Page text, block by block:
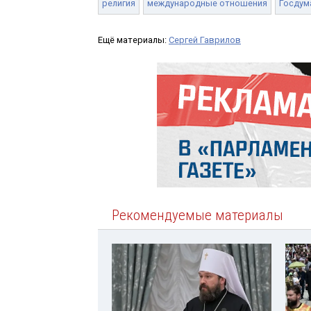
религия международные отношения
Ещё материалы: Сергей Гаврилов
Рекомендуемые материалы